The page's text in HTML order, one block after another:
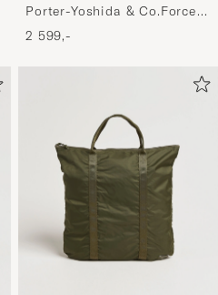
Porter-Yoshida & Co.Force
Small Shoulder BagNavy
Blue
2 599,-